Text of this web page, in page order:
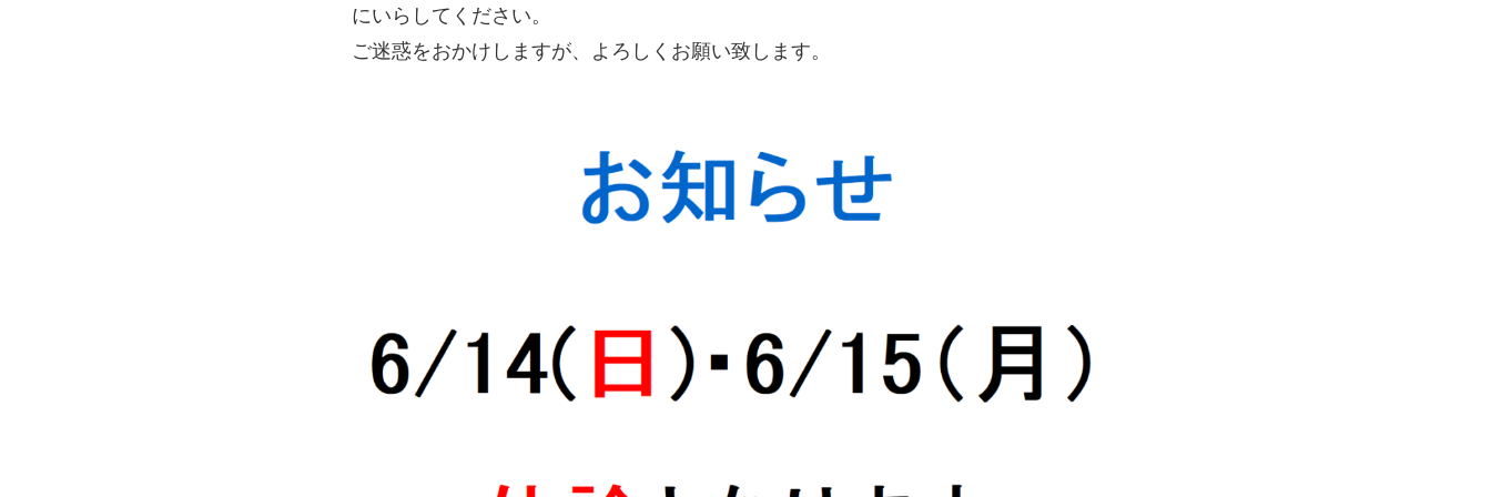
にいらしてください。
ご迷惑をおかけしますが、よろしくお願い致します。